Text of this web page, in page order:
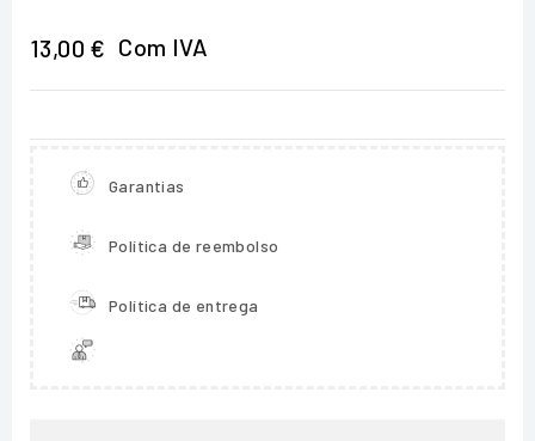
13,00 € Com IVA
Garantias
Política de reembolso
Política de entrega